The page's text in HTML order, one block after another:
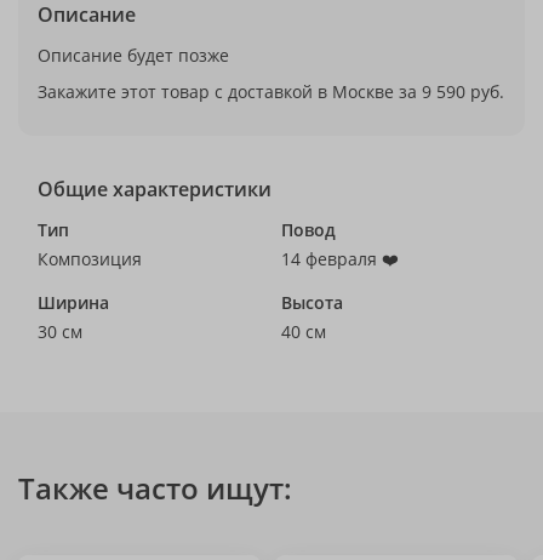
Описание
Описание будет позже
Закажите этот товар с доставкой в Москве за 9 590 руб.
Общие характеристики
Тип
Композиция
Повод
14 февраля ❤️
Ширина
30 см
Высота
40 см
Также часто ищут: